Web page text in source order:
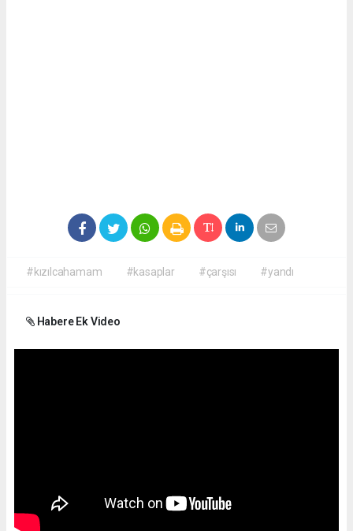
#kızılcahamam #kasaplar #çarşısı #yandı
Habere Ek Video